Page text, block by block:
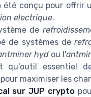
été conçu pour offrir
electrique.
de
de systèmes de
hyd ou l'
qu'outil essentiel
pour maximiser les
sur JUP crypto